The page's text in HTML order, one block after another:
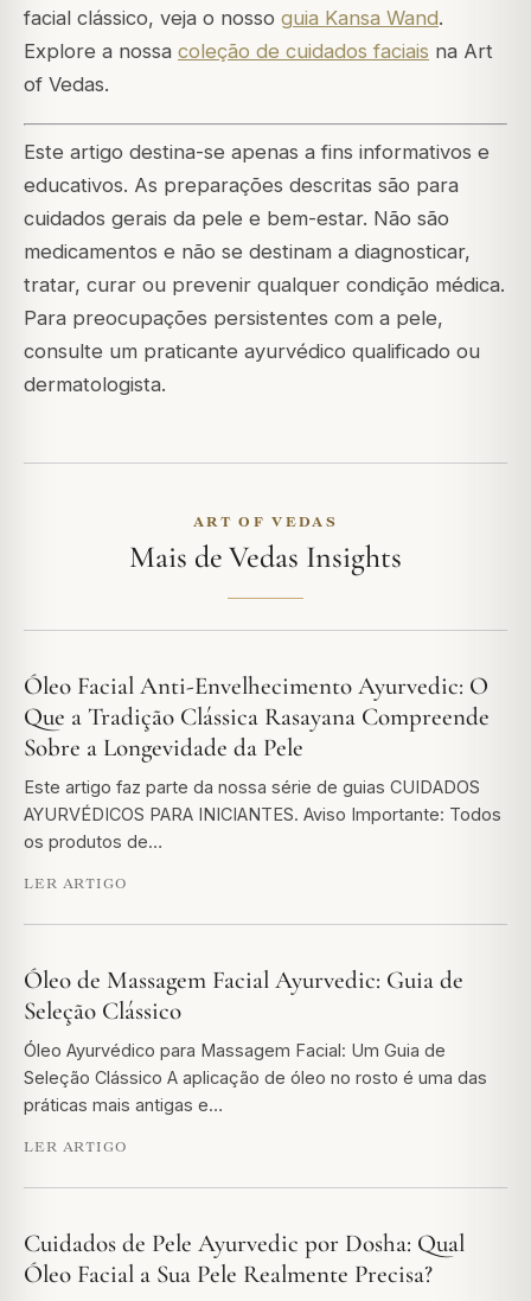
facial clássico, veja o nosso guia Kansa Wand.
Explore a nossa coleção de cuidados faciais na Art
of Vedas.
Este artigo destina-se apenas a fins informativos e
educativos. As preparações descritas são para
cuidados gerais da pele e bem-estar. Não são
medicamentos e não se destinam a diagnosticar,
tratar, curar ou prevenir qualquer condição médica.
Para preocupações persistentes com a pele,
consulte um praticante ayurvédico qualificado ou
dermatologista.
ART OF VEDAS
Mais de Vedas Insights
Óleo Facial Anti-Envelhecimento Ayurvedic: O
Que a Tradição Clássica Rasayana Compreende
Sobre a Longevidade da Pele
Este artigo faz parte da nossa série de guias CUIDADOS
AYURVÉDICOS PARA INICIANTES. Aviso Importante: Todos
os produtos de…
LER ARTIGO
Óleo de Massagem Facial Ayurvedic: Guia de
Seleção Clássico
Óleo Ayurvédico para Massagem Facial: Um Guia de
Seleção Clássico A aplicação de óleo no rosto é uma das
práticas mais antigas e…
LER ARTIGO
Cuidados de Pele Ayurvedic por Dosha: Qual
Óleo Facial a Sua Pele Realmente Precisa?